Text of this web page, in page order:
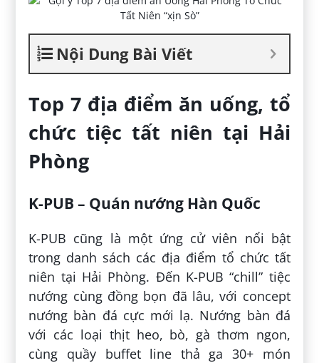
Nội Dung Bài Viết
Top 7 địa điểm ăn uống, tổ
chức tiệc tất niên tại Hải
Phòng
K-PUB – Quán nướng Hàn Quốc
K-PUB cũng là một ứng cử viên nổi bật
trong danh sách các địa điểm tổ chức tất
niên tại Hải Phòng. Đến K-PUB “chill” tiệc
nướng cùng đồng bọn đã lâu, với concept
nướng bàn đá cực mới lạ. Nướng bàn đá
với các loại thịt heo, bò, gà thơm ngon,
cùng quầy buffet line thả ga 30+ món